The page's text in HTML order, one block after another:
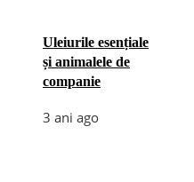
Uleiurile esențiale
și animalele de
companie
3 ani ago